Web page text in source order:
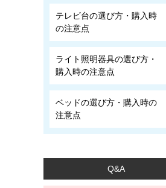
テレビ台の選び方・購入時
の注意点
ライト照明器具の選び方・
購入時の注意点
ベッドの選び方・購入時の
注意点
Q&A